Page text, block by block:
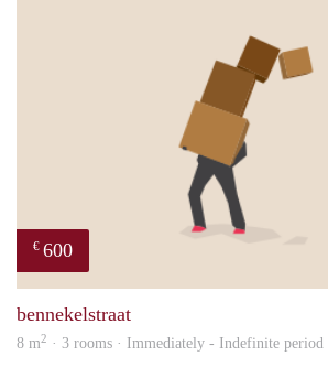
€ 600
bennekelstraat
8 m2 · 3 rooms · Immediately - Indefinite period